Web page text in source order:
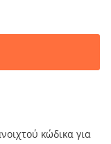
κώδικα για